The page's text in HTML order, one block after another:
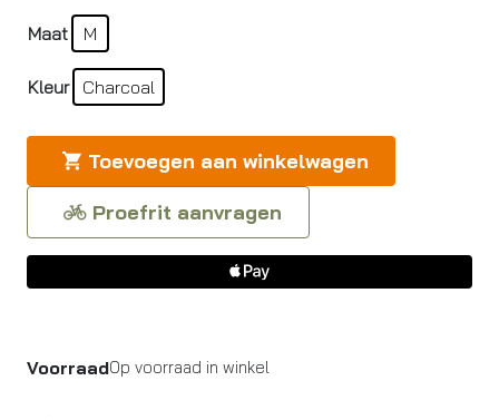
Maat M
Kleur Charcoal
Toevoegen aan winkelwagen
Proefrit aanvragen
VoorraadOp voorraad in winkel